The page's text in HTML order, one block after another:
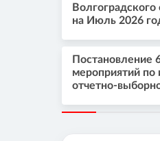
на Июль 2026
Постановление
мероприятий
отчетно-